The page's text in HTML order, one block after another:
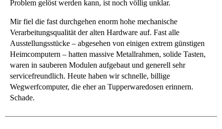
Problem gelöst werden kann, ist noch völlig unklar.
Mir fiel die fast durchgehen enorm hohe mechanische
Verarbeitungsqualität der alten Hardware auf. Fast alle
Ausstellungsstücke – abgesehen von einigen extrem günstigen
Heimcomputern – hatten massive Metallrahmen, solide Tasten,
waren in sauberen Modulen aufgebaut und generell sehr
servicefreundlich. Heute haben wir schnelle, billige
Wegwerfcomputer, die eher an Tupperwaredosen erinnern.
Schade.